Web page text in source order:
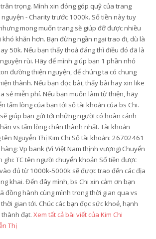
trọng. Mình xin đóng góp quỹ của trang
nguyện - Charity trước 1000k. Số tiền này tuy
mong muốn trang sẽ giúp đỡ được nhiều
khó khăn hơn. Bạn đừng ngần ngại trao đi, dù là
50k. Nếu bạn thấy thoả đáng thì điều đó đã là
rùi. Hãy để mình giúp bạn 1 phần nhỏ
đường thiện nguyện, để chúng ta có chung
thành. Nếu bạn đọc bài, thấy bài hay xin like
sẻ miễn phí. Nếu bạn muốn làm từ thiện, hãy
tấm lòng của bạn tới số tài khoản của bs Chi.
giúp bạn gửi tới những người có hoàn cảnh
vs tấm lòng chân thành nhất. Tài khoản
tên Nguyễn Thị Kim Chi Số tài khoản: 26702461
Vp bank (Vì Việt Nam thịnh vượng) Chuyển
ghi: TC tên người chuyển khoản Số tiền được
đủ từ 1000k-5000k sẽ được trao đến các địa
khai. Đến đây mình, bs Chi xin cảm ơn bạn
đồng hành cùng mình trong thời gian qua vs
gian tới. Chúc các bạn đọc sức khoẻ, hạnh
đạt. Xem tất cả bài viết của Kim Chi
Thị